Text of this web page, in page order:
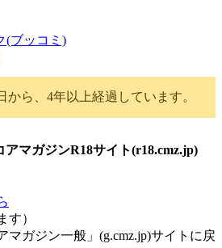
(ブッコミ)
から、4年以上経過しています。
マガジンR18サイト(r18.cmz.jp)
す）
ガジン一般」(g.cmz.jp)サイトに戻